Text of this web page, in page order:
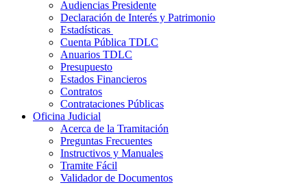
Audiencias Presidente
Declaración de Interés y Patrimonio
Estadísticas
Cuenta Pública TDLC
Anuarios TDLC
Presupuesto
Estados Financieros
Contratos
Contrataciones Públicas
Oficina Judicial
Acerca de la Tramitación
Preguntas Frecuentes
Instructivos y Manuales
Tramite Fácil
Validador de Documentos